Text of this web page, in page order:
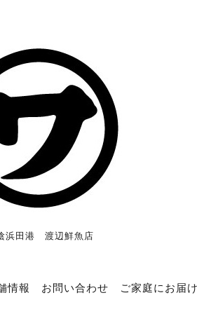
浜田港 渡辺鮮魚店
情報 お問い合わせ ご家庭にお届け